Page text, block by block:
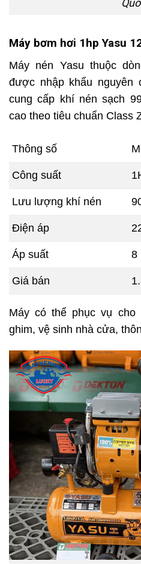
Máy bơm hơi 1hp Yasu
Máy nén Yasu thuộc
được nhập khẩu nguyên
cung cấp khí nén sạch
cao theo tiêu chuẩn Class
Thông số
Công suất
Lưu lượng khí nén
Điện áp
Áp suất 8
Giá bán
Máy có thể phục vụ cho
ghim, vệ sinh nhà cửa,